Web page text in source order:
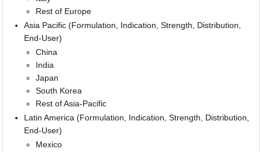
Rest of Europe
Asia Pacific (Formulation, Indication, Strength, Distribution,
End-User)
China
India
Japan
South Korea
Rest of Asia-Pacific
Latin America (Formulation, Indication, Strength, Distribution,
End-User)
Mexico